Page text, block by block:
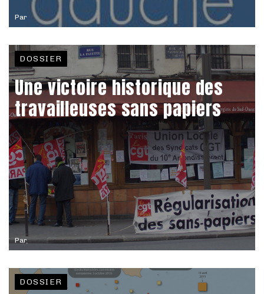
Par
Par
DOSSIER
Une victoire historique des
travailleuses sans papiers
DOSSIER